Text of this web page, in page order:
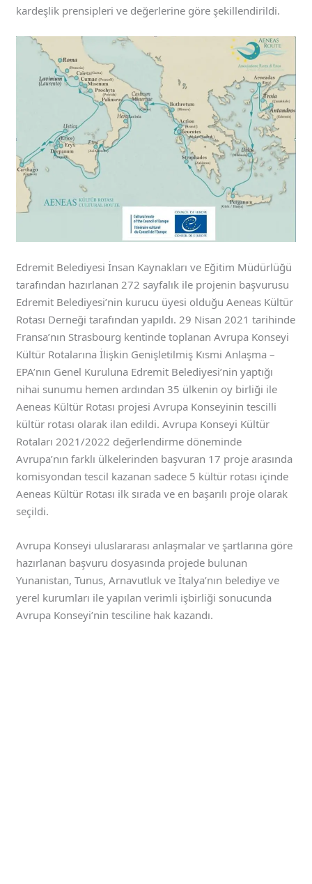
kardeşlik prensipleri ve değerlerine göre şekillendirildi.
Edremit Belediyesi İnsan Kaynakları ve Eğitim Müdürlüğü
tarafından hazırlanan 272 sayfalık ile projenin başvurusu
Edremit Belediyesi’nin kurucu üyesi olduğu Aeneas Kültür
Rotası Derneği tarafından yapıldı. 29 Nisan 2021 tarihinde
Fransa’nın Strasbourg kentinde toplanan Avrupa Konseyi
Kültür Rotalarına İlişkin Genişletilmiş Kısmi Anlaşma –
EPA’nın Genel Kuruluna Edremit Belediyesi’nin yaptığı
nihai sunumu hemen ardından 35 ülkenin oy birliği ile
Aeneas Kültür Rotası projesi Avrupa Konseyinin tescilli
kültür rotası olarak ilan edildi. Avrupa Konseyi Kültür
Rotaları 2021/2022 değerlendirme döneminde
Avrupa’nın farklı ülkelerinden başvuran 17 proje arasında
komisyondan tescil kazanan sadece 5 kültür rotası içinde
Aeneas Kültür Rotası ilk sırada ve en başarılı proje olarak
seçildi.
Avrupa Konseyi uluslararası anlaşmalar ve şartlarına göre
hazırlanan başvuru dosyasında projede bulunan
Yunanistan, Tunus, Arnavutluk ve İtalya’nın belediye ve
yerel kurumları ile yapılan verimli işbirliği sonucunda
Avrupa Konseyi’nin tesciline hak kazandı.